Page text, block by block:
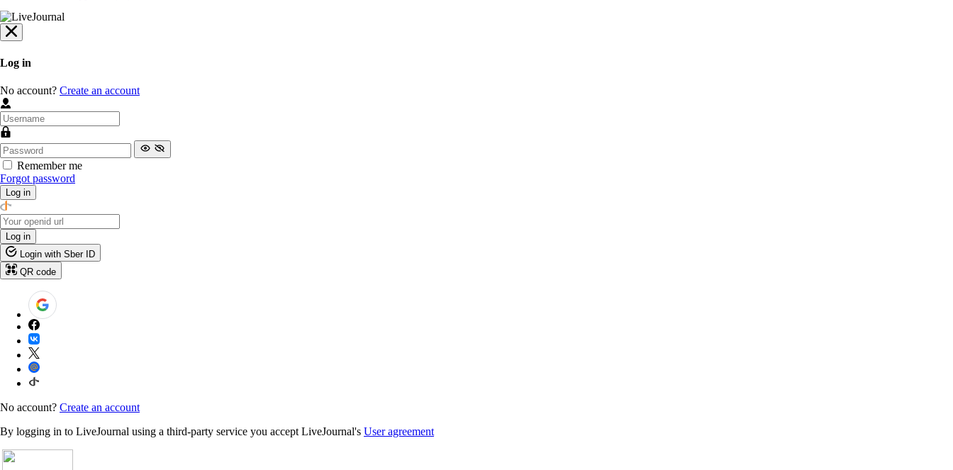
Log in
No account? Create an account
Remember me
Forgot password
Log in
Log in
Login with Sber ID
QR code
No account? Create an account
By logging in to LiveJournal using a third-party service you accept LiveJournal's User agreement